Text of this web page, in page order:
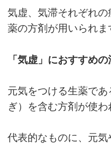
気虚、気滞それぞれ
薬の方剤が用いられま
「気虚」におすすめ
元気をつける生薬であ
ぎ）を含む方剤が使わ
代表的なものに、元